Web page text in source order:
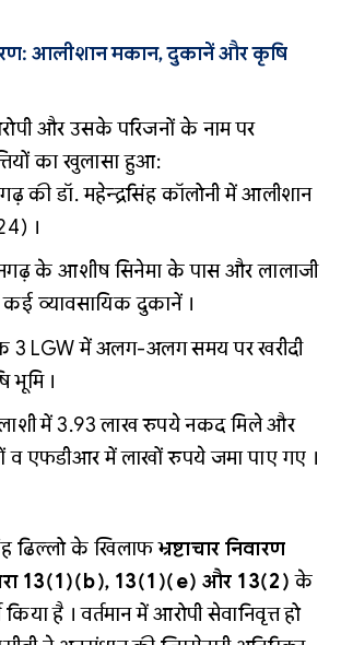
आलीशान मकान, दुकानें और कृषि
और उसके परिजनों के नाम पर
का खुलासा हुआ:
की डॉ. महेन्द्रसिंह कॉलोनी में आलीशान
।
के आशीष सिनेमा के पास और लालाजी
कई व्यावसायिक दुकानें ।
3 LGW में अलग-अलग समय पर खरीदी
भूमि ।
में 3.93 लाख रुपये नकद मिले और
व एफडीआर में लाखों रुपये जमा पाए गए ।
ढिल्लो के खिलाफभ्रष्टाचार निवारण
13(1)(b), 13(1)(e) और 13(2) के
किया है । वर्तमान में आरोपी सेवानिवृत्त हो